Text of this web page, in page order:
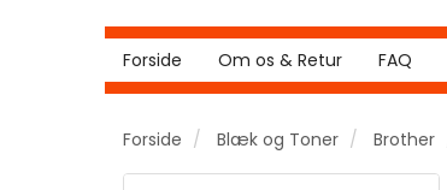
Forside Om os & Retur FAQ
Forside Blæk og Toner Brother